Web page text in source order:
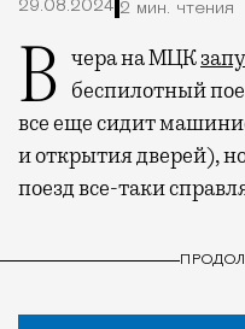
29.08.2024 2 мин. чтения
Вчера на МЦК
беспилотный
все еще сидит
и открытия дверей),
поезд все-таки